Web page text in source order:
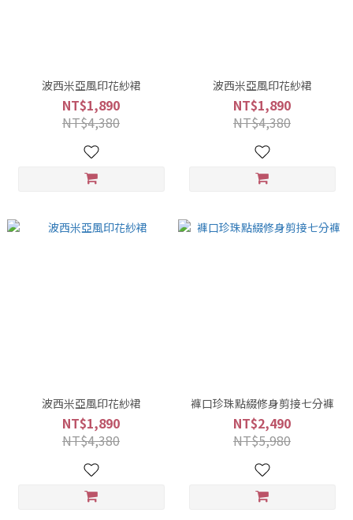
波西米亞風印花紗裙
NT$1,890
NT$4,380
波西米亞風印花紗裙
NT$1,890
NT$4,380
波西米亞風印花紗裙
NT$1,890
NT$4,380
褲口珍珠點綴修身剪接七分褲
NT$2,490
NT$5,980